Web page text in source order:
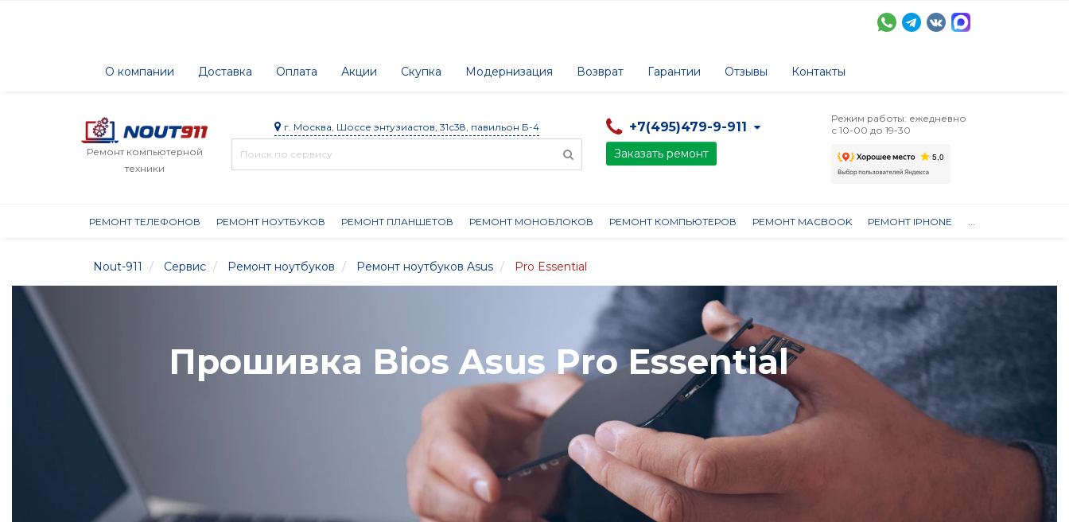
О компании Доставка Оплата Акции Скупка Модернизация Возврат Гарантии Отзывы Контакты
Ремонт компьютерной
техники
г. Москва, Шоссе энтузиастов, 31с38, павильон Б-4 +7(495)479-9-911
Заказать ремонт
Режим работы: ежедневно
с 10-00 до 19-30
РЕМОНТ ТЕЛЕФОНОВ РЕМОНТ НОУТБУКОВ РЕМОНТ ПЛАНШЕТОВ РЕМОНТ МОНОБЛОКОВ РЕМОНТ КОМПЬЮТЕРОВ РЕМОНТ MACBOOK РЕМОНТ IPHONE ...
Nout-911 Сервис Ремонт ноутбуков Ремонт ноутбуков Asus Pro Essential
Прошивка Bios Asus Pro Essential